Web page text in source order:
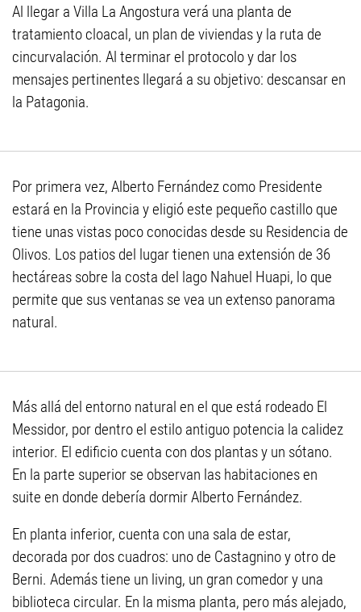
Al llegar a Villa La Angostura verá una planta de
tratamiento cloacal, un plan de viviendas y la ruta de
cincurvalación. Al terminar el protocolo y dar los
mensajes pertinentes llegará a su objetivo: descansar en
la Patagonia.
Por primera vez, Alberto Fernández como Presidente
estará en la Provincia y eligió este pequeño castillo que
tiene unas vistas poco conocidas desde su Residencia de
Olivos. Los patios del lugar tienen una extensión de 36
hectáreas sobre la costa del lago Nahuel Huapi, lo que
permite que sus ventanas se vea un extenso panorama
natural.
Más allá del entorno natural en el que está rodeado El
Messidor, por dentro el estilo antiguo potencia la calidez
interior. El edificio cuenta con dos plantas y un sótano.
En la parte superior se observan las habitaciones en
suite en donde debería dormir Alberto Fernández.
En planta inferior, cuenta con una sala de estar,
decorada por dos cuadros: uno de Castagnino y otro de
Berni. Además tiene un living, un gran comedor y una
biblioteca circular. En la misma planta, pero más alejado,